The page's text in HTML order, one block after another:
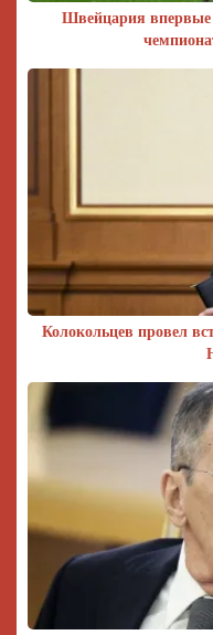
Швейцария впервые
Колокольцев провел